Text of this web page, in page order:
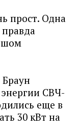
прост. Одна
СВЧ-
еще в
30 кВт на